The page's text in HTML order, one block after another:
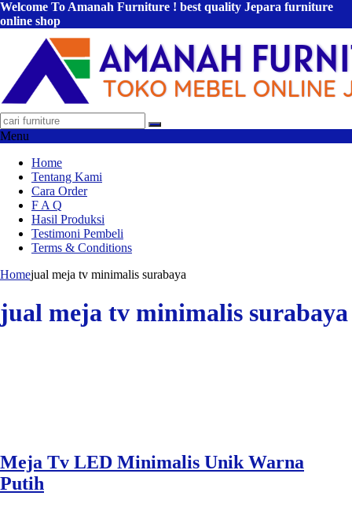
Welcome To Amanah Furniture ! best quality Jepara furniture
online shop
Menu
Home
Tentang Kami
Cara Order
F A Q
Hasil Produksi
Testimoni Pembeli
Terms & Conditions
Homejual meja tv minimalis surabaya
jual meja tv minimalis surabaya
Meja Tv LED Minimalis Unik Warna
Putih